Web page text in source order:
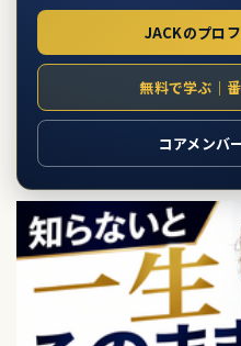
JACKのプロ
無料で学ぶ｜
コアメンバ